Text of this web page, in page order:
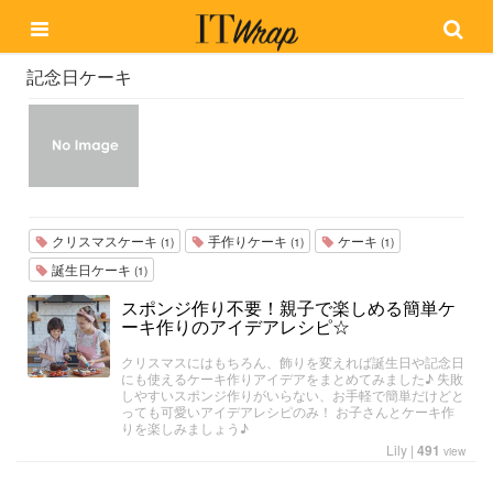
記念日ケーキ
クリスマスケーキ (1) 手作りケーキ (1) ケーキ (1)
誕生日ケーキ (1)
スポンジ作り不要！親子で楽しめる簡単ケ
ーキ作りのアイデアレシピ☆
クリスマスにはもちろん、飾りを変えれば誕生日や記念日
にも使えるケーキ作りアイデアをまとめてみました♪ 失敗
しやすいスポンジ作りがいらない、お手軽で簡単だけどと
っても可愛いアイデアレシピのみ！ お子さんとケーキ作
りを楽しみましょう♪
Lily | 491 view